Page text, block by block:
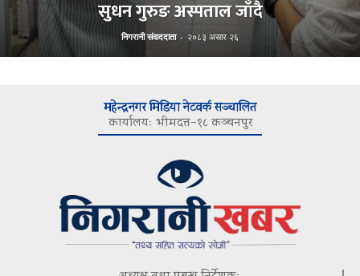
सुधन गुरुङ अस्पताल जाँदै
निगरानी संवाददाता - २०८३ असार २६
महेन्द्रनगर मिडिया नेटवर्क सञ्चालित
कार्यालयः भीमदत्त–१८ कञ्चनपुर